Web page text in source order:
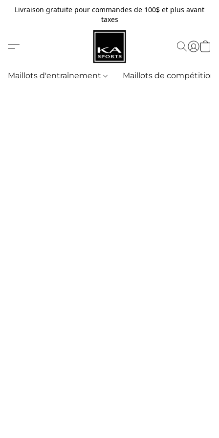
Livraison gratuite pour commandes de 100$ et plus avant
taxes
Maillots d'entraînement Maillots de compétition